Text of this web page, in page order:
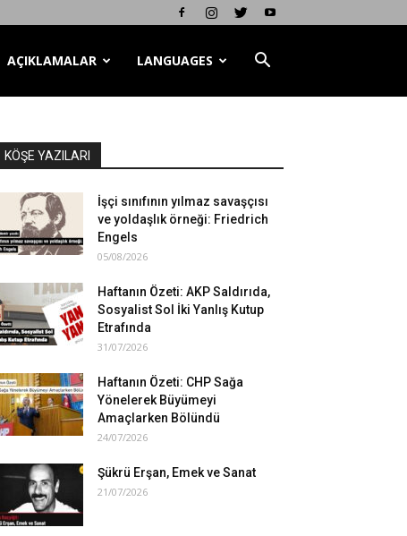
AÇIKLAMALAR LANGUAGES
KÖŞE YAZILARI
İşçi sınıfının yılmaz savaşçısı
ve yoldaşlık örneği: Friedrich
Engels
05/08/2026
Haftanın Özeti: AKP Saldırıda,
Sosyalist Sol İki Yanlış Kutup
Etrafında
31/07/2026
Haftanın Özeti: CHP Sağa
Yönelerek Büyümeyi
Amaçlarken Bölündü
24/07/2026
Şükrü Erşan, Emek ve Sanat
21/07/2026